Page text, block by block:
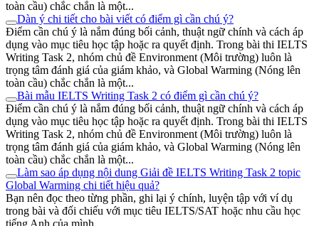
toàn cầu) chắc chắn là một...
Dàn ý chi tiết cho bài viết có điểm gì cần chú ý?
Điểm cần chú ý là nắm đúng bối cảnh, thuật ngữ chính và cách áp
dụng vào mục tiêu học tập hoặc ra quyết định. Trong bài thi IELTS
Writing Task 2, nhóm chủ đề Environment (Môi trường) luôn là
trọng tâm đánh giá của giám khảo, và Global Warming (Nóng lên
toàn cầu) chắc chắn là một...
Bài mẫu IELTS Writing Task 2 có điểm gì cần chú ý?
Điểm cần chú ý là nắm đúng bối cảnh, thuật ngữ chính và cách áp
dụng vào mục tiêu học tập hoặc ra quyết định. Trong bài thi IELTS
Writing Task 2, nhóm chủ đề Environment (Môi trường) luôn là
trọng tâm đánh giá của giám khảo, và Global Warming (Nóng lên
toàn cầu) chắc chắn là một...
Làm sao áp dụng nội dung Giải đề IELTS Writing Task 2 topic
Global Warming chi tiết hiệu quả?
Bạn nên đọc theo từng phần, ghi lại ý chính, luyện tập với ví dụ
trong bài và đối chiếu với mục tiêu IELTS/SAT hoặc nhu cầu học